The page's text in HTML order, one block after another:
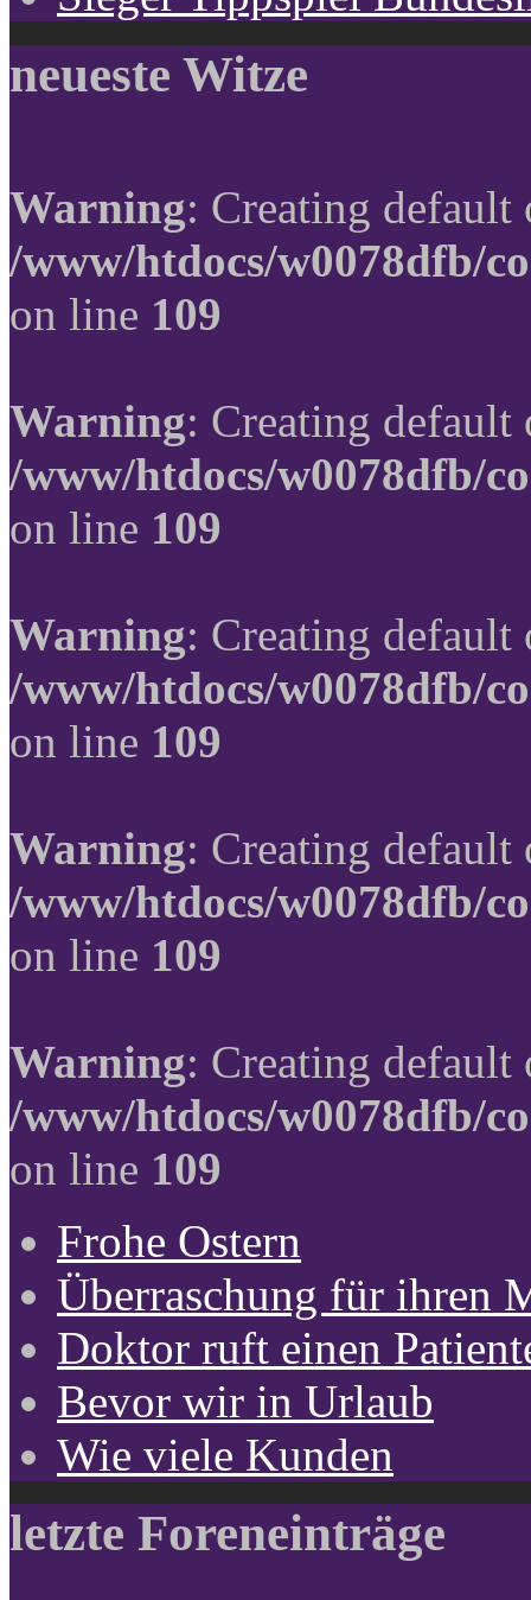
neueste Witze
Warning: Creating
/www/htdocs/w0078dfb/
on line 109
Warning: Creating
/www/htdocs/w0078dfb/
on line 109
Warning: Creating
/www/htdocs/w0078dfb/
on line 109
Warning: Creating
/www/htdocs/w0078dfb/
on line 109
Warning: Creating
/www/htdocs/w0078dfb/
on line 109
Frohe Ostern
Überraschung für ihren
Doktor ruft einen
Bevor wir in Urlaub
Wie viele Kunden
letzte Foreneinträge